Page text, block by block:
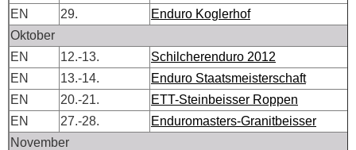
EN 29.
Enduro Koglerhof
Oktober
EN
12.-13.
Schilcherenduro 2012
EN
13.-14.
Enduro Staatsmeisterschaft
EN
20.-21.
ETT-Steinbeisser Roppen
EN
27.-28.
Enduromasters-Granitbeisser
November